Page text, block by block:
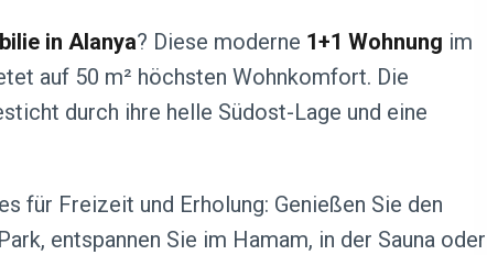
in Alanya? Diese moderne 1+1 Wohnung im
auf 50 m² höchsten Wohnkomfort. Die
durch ihre helle Südost-Lage und eine
für Freizeit und Erholung: Genießen Sie den
entspannen Sie im Hamam, in der Sauna oder